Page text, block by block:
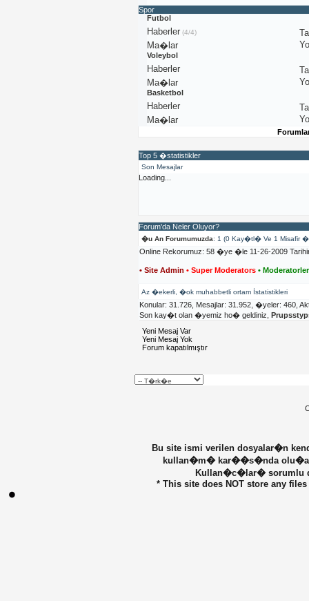
Spor
Futbol
Haberler(4/4)
Ma�lar
Voleybol
Haberler
Ma�lar
Basketbol
Haberler
Ma�lar
Top 5 �statistikler
Son Mesajlar
Loading...
Forum'da Neler Oluyor?
�u An Forumumuzda: 1 (0 Kay�tl� Ve 1 Misafir
Online Rekorumuz: 58 �ye �le 11-26-2009
• Site Admin • Super Moderators • Moderatorler
Az �ekerli, �ok muhabbetli ortam İstatistikleri
Konular: 31.726, Mesajlar: 31.952, �yeler: 460,
Son kay�t olan �yemiz ho� geldiniz,
Yeni Mesaj Var
Yeni Mesaj Yok
Forum kapatılmıştır
Bu site ismi verilen dosyalar�n
kullan�m� kar��s�nda
Kullan�c�lar� sorumlu
* This site does NOT store any